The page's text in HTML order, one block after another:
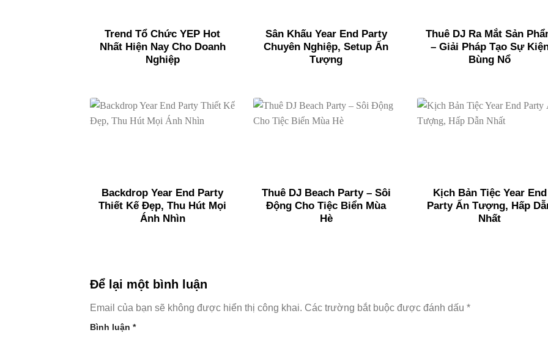
Trend Tổ Chức YEP Hot
Nhất Hiện Nay Cho Doanh
Nghiệp
Sân Khấu Year End Party
Chuyên Nghiệp, Setup Ấn
Tượng
Thuê DJ Ra Mắt Sản
– Giải Pháp Tạo Sự
Bùng Nổ
Backdrop Year End Party
Thiết Kế Đẹp, Thu Hút Mọi
Ánh Nhìn
Thuê DJ Beach Party – Sôi
Động Cho Tiệc Biển Mùa
Hè
Kịch Bản Tiệc Year End
Party Ấn Tượng, Hấp
Nhất
Để lại một bình luận
Email của bạn sẽ không được hiển thị công khai. Các trường bắt buộc được đánh dấu *
Bình luận *